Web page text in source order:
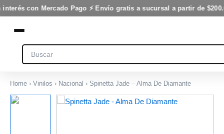
con Mercado Pago ⚡ Envío gratis a sucursal a partir de
Ir
al
contenido
Search
Home › Vinilos › Nacional › Spinetta Jade – Alma De Diamante
Spinetta
Diamante